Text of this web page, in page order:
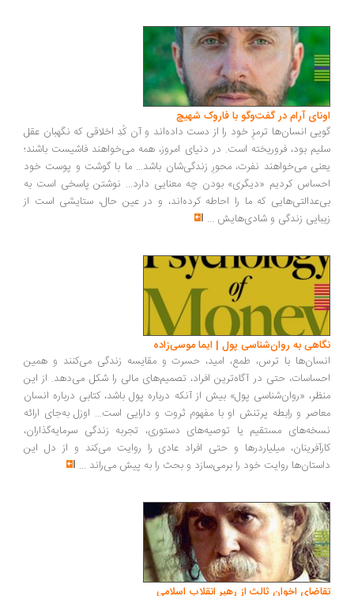
آرام در گفت‌وگو با فاروک شهیچ‭
انسان‌ها ترمزِ خود را از دست داده‌اند و آن کُدِ اخلاقی که نگهبان عقل
بود، فروریخته است. در دنیای امروز، همه می‌خواهند فاشیست باشند؛
می‌خواهند نفرت، محورِ زندگی‌شان باشد... ما با گوشت و پوست خود
کردیم «دیگری» بودن چه معنایی دارد... نوشتن پاسخی است به
که ما را احاطه کرده‌اند، و در عین حال، ستایشی است از
زندگی و شادی‌هایش...
به روان‌شناسی پول | ایما موسی‌زاده
با ترس، طمع، امید، حسرت و مقایسه زندگی می‌کنند و همین
حتی در آگاه‌ترین افراد، تصمیم‌های مالی را شکل می‌دهد. از این
«روان‌شناسی پول» بیش از آنکه درباره پول باشد، کتابی درباره انسان
و رابطه پرتنش او با مفهوم ثروت و دارایی است... اوزل به‌جای ارائه
مستقیم یا توصیه‌های دستوری، تجربه زندگی سرمایه‌گذاران،
میلیاردرها و حتی افراد عادی را روایت می‌کند و از دل این
روایت خود را برمی‌سازد و بحث را به پیش می‌راند ...
اخوان ثالث از رهبر انقلاب اسلامی